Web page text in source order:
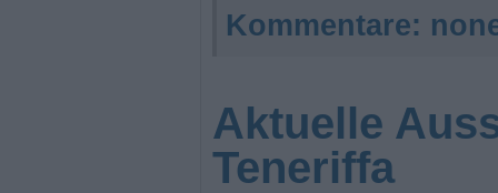
Kommentare:
Aktuelle
Teneriffa